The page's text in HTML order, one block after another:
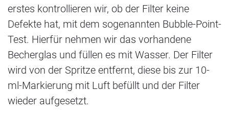
erstes kontrollieren wir, ob der Filter keine
Defekte hat, mit dem sogenannten Bubble-Point-
Test. Hierfür nehmen wir das vorhandene
Becherglas und füllen es mit Wasser. Der Filter
wird von der Spritze entfernt, diese bis zur 10-
ml-Markierung mit Luft befüllt und der Filter
wieder aufgesetzt.